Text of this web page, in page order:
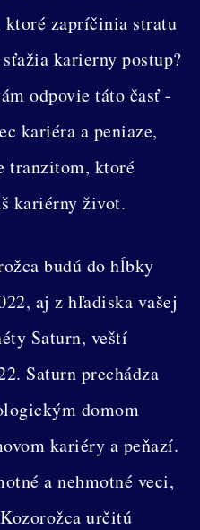
ktoré zapríčinia stratu
karierny postup?
odpovie táto časť -
kariéra a peniaze,
tranzitom, ktoré
kariérny život.
budú do hĺbky
aj z hľadiska vašej
Saturn, veští
Saturn prechádza
domom
kariéry a peňazí.
a nehmotné veci,
určitú